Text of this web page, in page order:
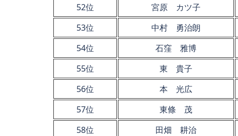
52位
宮原 カツ子
53位
中村 勇治朗
54位
石窪 雅博
55位
東 貴子
56位
本 光広
57位
東條 茂
58位
田畑 耕治